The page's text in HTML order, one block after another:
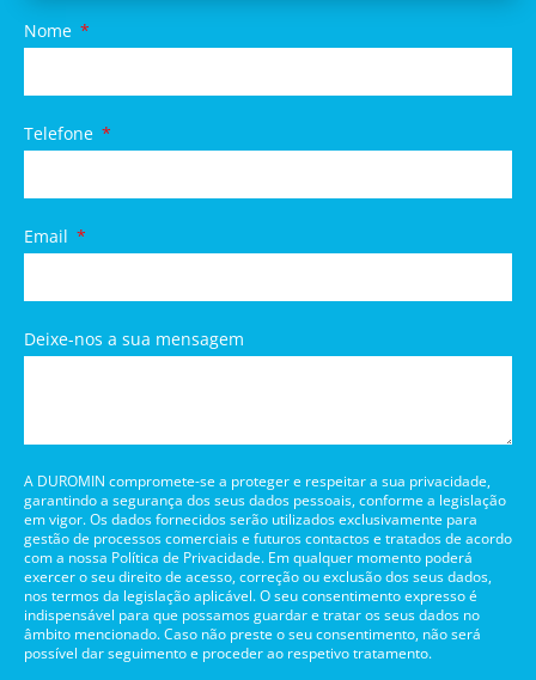
Nome
Telefone
Email
Deixe-nos a sua mensagem
A DUROMIN compromete-se a proteger e respeitar a sua privacidade,
garantindo a segurança dos seus dados pessoais, conforme a legislação
em vigor. Os dados fornecidos serão utilizados exclusivamente para
gestão de processos comerciais e futuros contactos e tratados de acordo
com a nossa Política de Privacidade. Em qualquer momento poderá
exercer o seu direito de acesso, correção ou exclusão dos seus dados,
nos termos da legislação aplicável. O seu consentimento expresso é
indispensável para que possamos guardar e tratar os seus dados no
âmbito mencionado. Caso não preste o seu consentimento, não será
possível dar seguimento e proceder ao respetivo tratamento.